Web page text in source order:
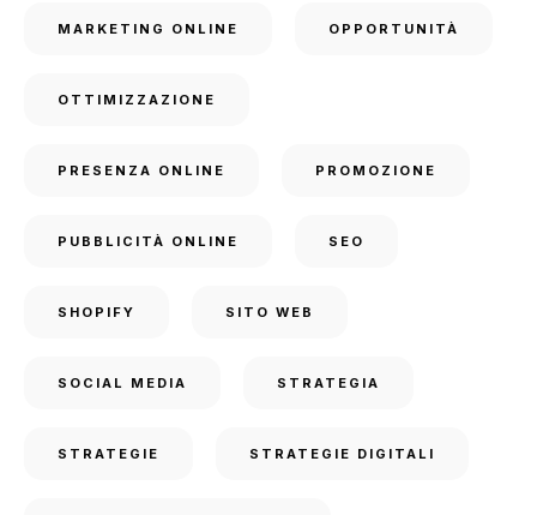
MARKETING ONLINE OPPORTUNITÀ
OTTIMIZZAZIONE
PRESENZA ONLINE PROMOZIONE
PUBBLICITÀ ONLINE SEO
SHOPIFY SITO WEB
SOCIAL MEDIA STRATEGIA
STRATEGIE STRATEGIE DIGITALI